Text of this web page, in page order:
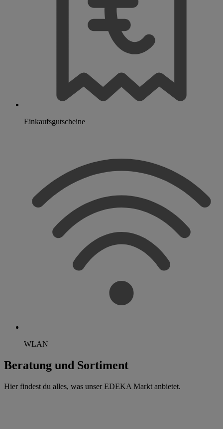
Einkaufsgutscheine
WLAN
Beratung und Sortiment
Hier findest du alles, was unser EDEKA Markt anbietet.